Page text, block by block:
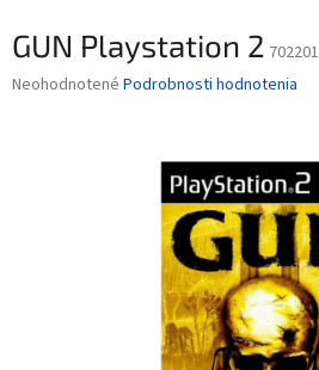
GUN Playstation 2 702201
Priemerné
Neohodnotené Podrobnosti hodnotenia